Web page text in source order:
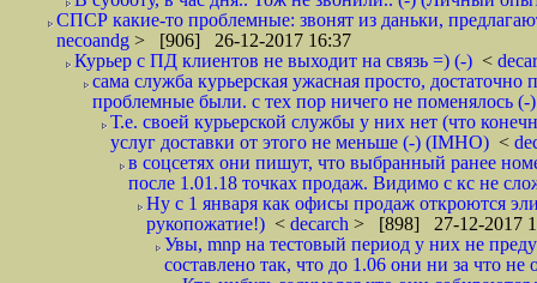
СПСР какие-то проблемные: звонят из даньки,
necoandg > [906] 26-12-2017 16:37
Курьер с ПД клиентов не выходит на связь =) (-) <
сама служба курьерская ужасная просто,
проблемные были. с тех пор ничего не поменялось (-)
Т.е. своей курьерской службы у них нет (что
услуг доставки от этого не меньше (-) (IMHO) <
в соцсетях они пишут, что выбранный ранее
после 1.01.18 точках продаж. Видимо с кс не
Ну с 1 января как офисы продаж откроются
рукопожатие!) < decarch > [898] 27-12-2017
Увы, mnp на тестовый период у них не
составлено так, что до 1.06 они ни за что не